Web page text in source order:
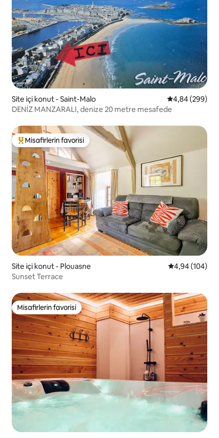
Site içi konut - Saint-Malo 5 üzerinden
4,84 (299)
DENİZ MANZARALI, denize 20 metre mesafede
Misafirlerin favorilerinden en beğenilenler arasında
Misafirlerin favorisi
Site içi konut - Plouasne 5 üzerinden
4,94 (104)
Sunset Terrace
Misafirlerin favorisi
Misafirlerin favorisi